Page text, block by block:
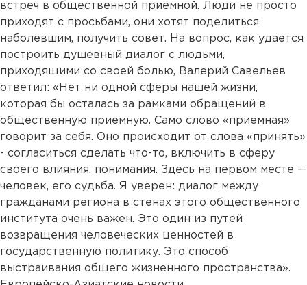
встреч в общественной приемной. Люди не просто
приходят с просьбами, они хотят поделиться
наболевшим, получить совет. На вопрос, как удается
построить душевный диалог с людьми,
приходящими со своей болью, Валерий Савельев
ответил: «Нет ни одной сферы нашей жизни,
которая бы осталась за рамками обращений в
общественную приемную. Само слово «приемная»
говорит за себя. Оно происходит от слова «принять»
- согласиться сделать что-то, включить в сферу
своего влияния, понимания. Здесь на первом месте —
человек, его судьба. Я уверен: диалог между
гражданами региона в стенах этого общественного
института очень важен. Это один из путей
возвращения человеческих ценностей в
государственную политику. Это способ
выстраивания общего жизненного пространства».